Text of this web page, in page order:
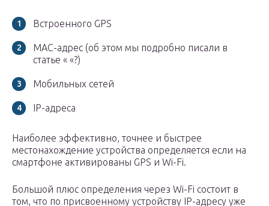
Встроенного GPS
MAC-адрес (об этом мы подробно писали в
статье « «?)
Мобильных сетей
IP-адреса
Наиболее эффективно, точнее и быстрее
местонахождение устройства определяется если на
смартфоне активированы GPS и Wi-Fi.
Большой плюс определения через Wi-Fi состоит в
том, что по присвоенному устройству IP-адресу уже